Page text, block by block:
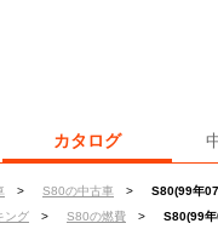
カタログ
> S80の中古車 >
S80(99年
ング > S80の燃費 > S80(99